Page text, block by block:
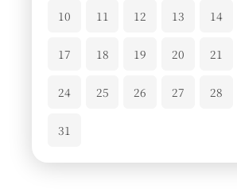
10 11 12 13 14
17 18 19 20 21
24 25 26 27 28
31